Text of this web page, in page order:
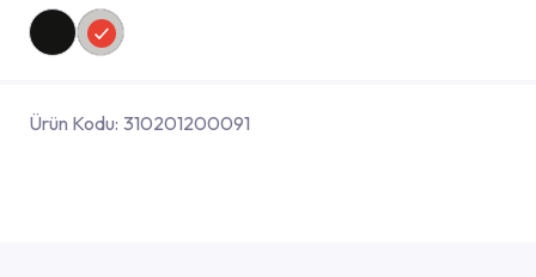
Ürün Kodu: 310201200091